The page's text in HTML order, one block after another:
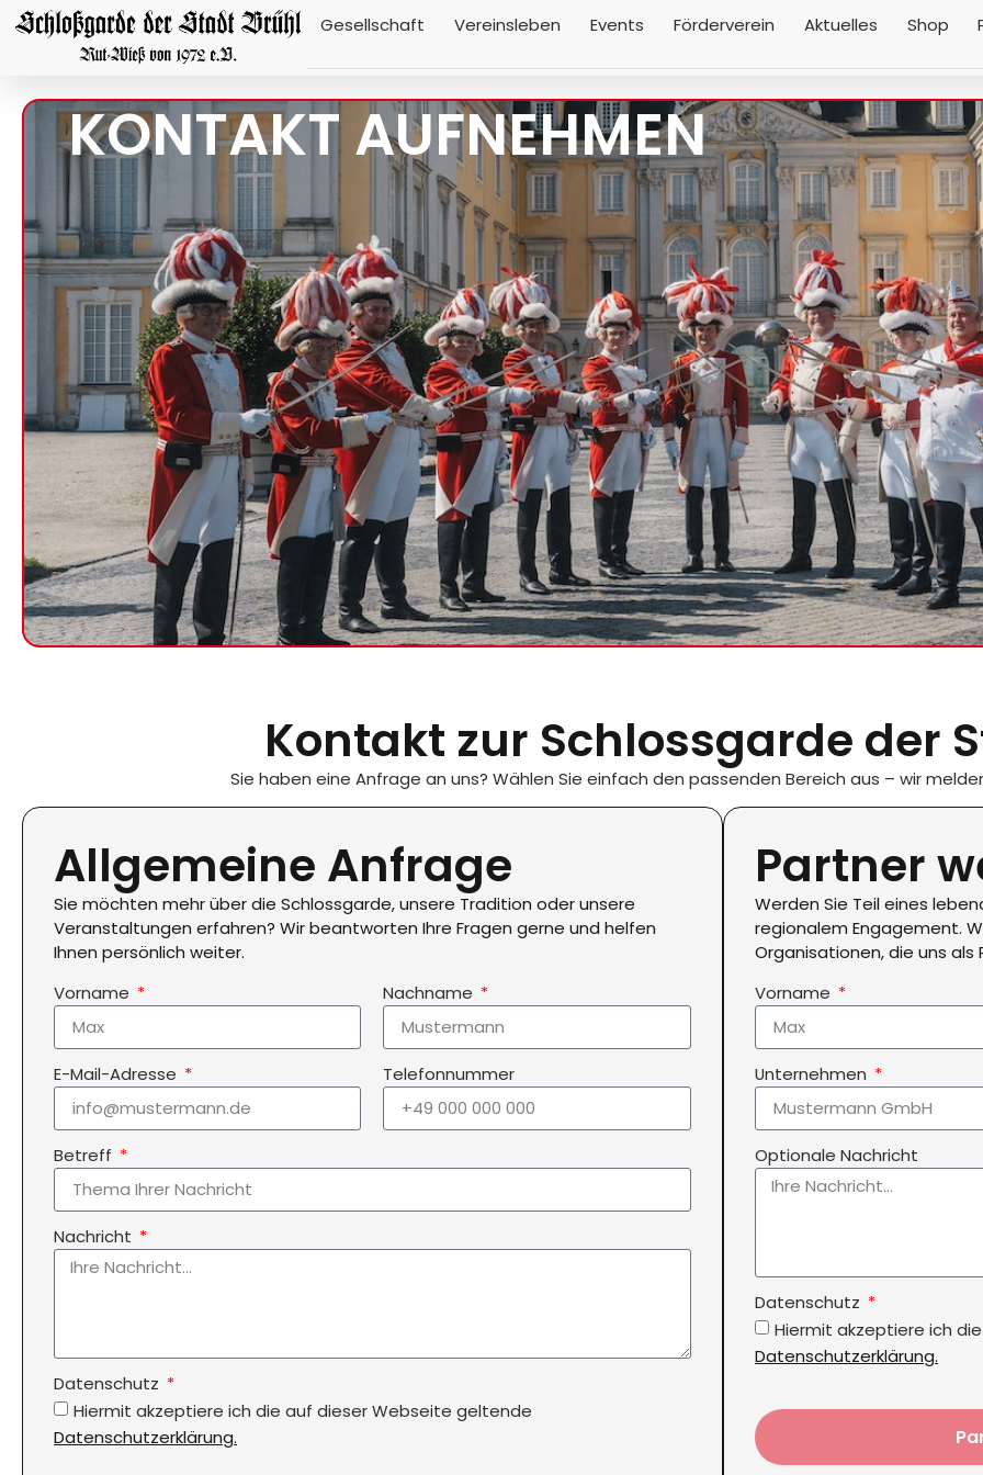
Gesellschaft Vereinsleben Events Förderverein Aktuelles Shop
KONTAKT AUFNEHMEN
Kontakt zur Schlossgarde der
Sie haben eine Anfrage an uns? Wählen Sie einfach den passenden Bereich aus – wir
Allgemeine Anfrage
Sie möchten mehr über die Schlossgarde, unsere Tradition oder unsere
Veranstaltungen erfahren? Wir beantworten Ihre Fragen gerne und helfen
Ihnen persönlich weiter.
Vorname
Nachname
E-Mail-Adresse Telefonnummer
Betreff
Nachricht
Datenschutz
Hiermit akzeptiere ich die auf dieser Webseite geltende
Datenschutzerklärung.
Partner
Werden Sie Teil eines
regionalem Engagement.
Organisationen, die uns
Vorname
Unternehmen
Optionale Nachricht
Datenschutz
Hiermit akzeptiere ich
Datenschutzerklärung.